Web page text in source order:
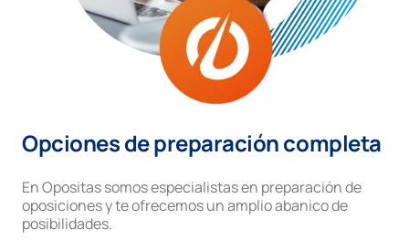
Opciones de preparación completa
En Opositas somos especialistas en preparación de
oposiciones y te ofrecemos un amplio abanico de
posibilidades.